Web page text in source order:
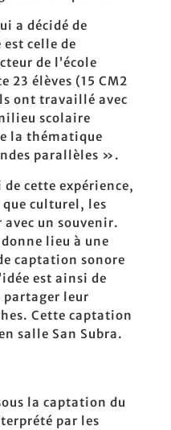
a décidé de
celle de
de l’école
23 élèves (15 CM2
ont travaillé avec
scolaire
la thématique
parallèles ».
cette expérience,
culturel, les
un souvenir.
lieu à une
captation sonore
est ainsi de
partager leur
Cette captation
salle San Subra.
la captation du
par les